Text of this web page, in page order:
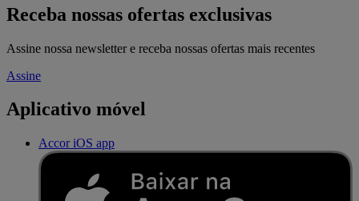
Receba nossas ofertas exclusivas
Assine nossa newsletter e receba nossas ofertas mais recentes
Assine
Aplicativo móvel
Accor iOS app